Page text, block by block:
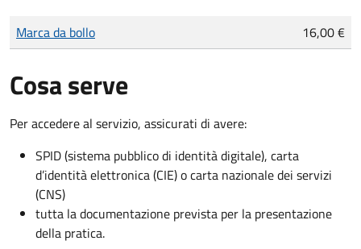
Tipo di pagamento
Importo
Marca da bollo 16,00 €
Cosa serve
Per accedere al servizio, assicurati di avere:
SPID (sistema pubblico di identità digitale), carta
d’identità elettronica (CIE) o carta nazionale dei servizi
(CNS)
tutta la documentazione prevista per la presentazione
della pratica.